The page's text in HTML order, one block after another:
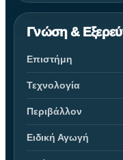
Γνώση &
Επιστήμη
Τεχνολογία
Περιβάλλον
Ειδική Αγωγή